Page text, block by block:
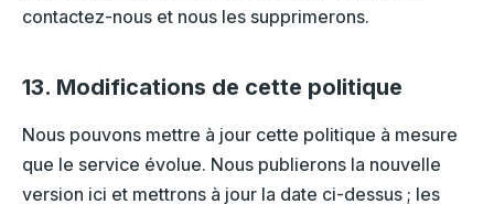
contactez-nous et nous les supprimerons.
13. Modifications de cette politique
Nous pouvons mettre à jour cette politique à mesure
que le service évolue. Nous publierons la nouvelle
version ici et mettrons à jour la date ci-dessus ; les